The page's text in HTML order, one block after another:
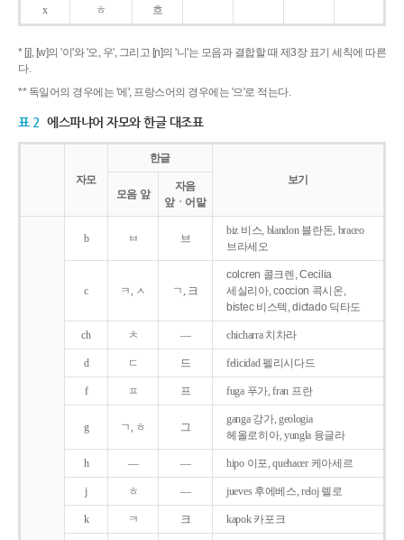
x ㅎ 흐
* [j], [w]의 '이'와 '오, 우', 그리고 [ɲ]의 '니'는 모음과 결합할 때 제3장 표기 세칙에 따른
다.
** 독일어의 경우에는 '에', 프랑스어의 경우에는 '으'로 적는다.
표 2 에스파냐어 자모와 한글 대조표
자모
한글
보기
모음 앞
자음
앞ㆍ어말
b ㅂ 브
biz 비스, blandon 블란돈, braceo
브라세오
c ㅋ, ㅅ ㄱ, 크
colcren 콜크렌, Cecilia
세실리아, coccion 콕시온,
bistec 비스텍, dictado 딕타도
ch ㅊ ― chicharra 치차라
d ㄷ 드 felicidad 펠리시다드
f ㅍ 프 fuga 푸가, fran 프란
g ㄱ, ㅎ 그
ganga 강가, geologia
헤올로히아, yungla 융글라
h ― ― hipo 이포, quehacer 케아세르
j ㅎ ― jueves 후에베스, reloj 렐로
k ㅋ 크 kapok 카포크